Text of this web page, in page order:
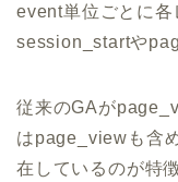
event単位ごとに
session_startや
従来のGAが
はpage_viewも含
在しているのが特